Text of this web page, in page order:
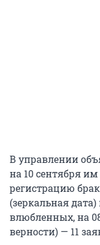
В управлении
на 10 сентября
регистрацию
(зеркальная
влюбленных, на
верности) — 11